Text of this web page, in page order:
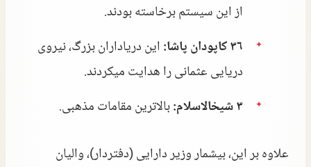
از این سیستم برخاسته بودند.
۳۶ کاپودان پاشا:
این دریاداران بزرگ، نیروی
دریایی عثمانی را هدایت میکردند.
۳ شیخالاسلام:
بالاترین مقامات مذهبی.
علاوه بر این، بیشمار وزیر دارایی (دفتردار)، والیان